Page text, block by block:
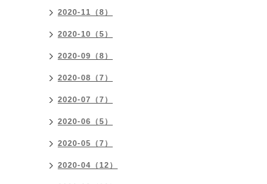
2020-11（8）
2020-10（5）
2020-09（8）
2020-08（7）
2020-07（7）
2020-06（5）
2020-05（7）
2020-04（12）